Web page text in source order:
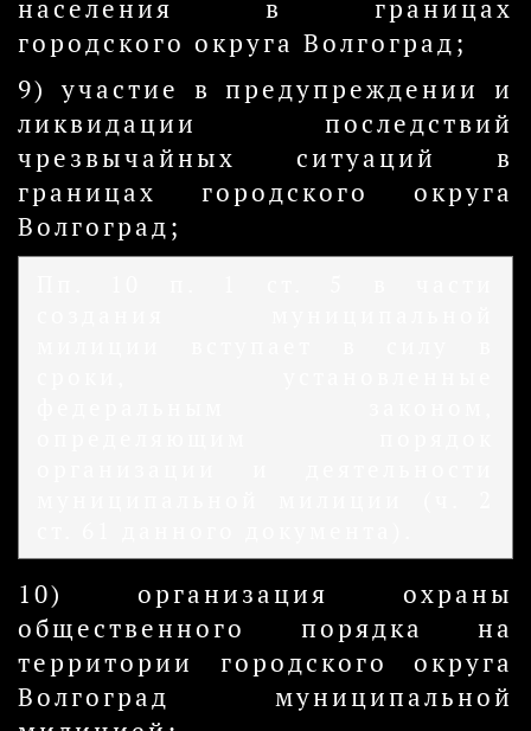
населения в границах
городского округа Волгоград;
9) участие в предупреждении и
ликвидации последствий
чрезвычайных ситуаций в
границах городского округа
Волгоград;
10) организация охраны
общественного порядка на
территории городского округа
Волгоград муниципальной